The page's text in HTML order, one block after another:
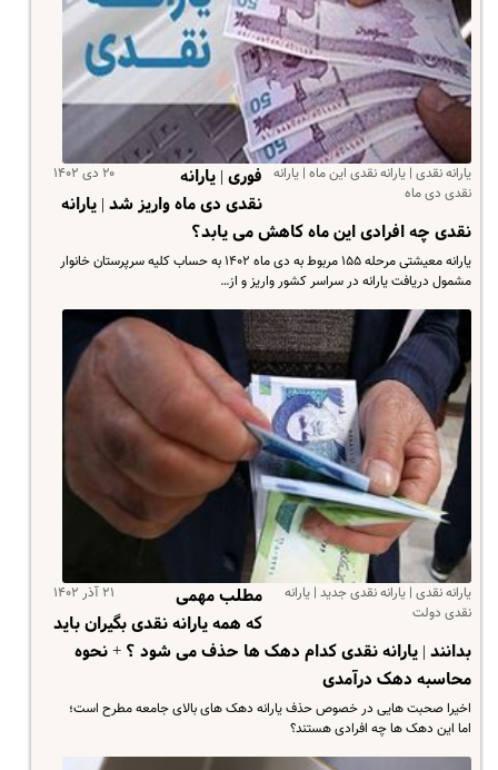
یارانه نقدی | یارانه نقدی این ماه | یارانه
نقدی دی ماه
۲۰ دی ۱۴۰۲
فوری | یارانه
نقدی دی ماه واریز شد | یارانه
نقدی چه افرادی این ماه کاهش می یابد؟
یارانه معیشتی مرحله ۱۵۵ مربوط به دی ماه ۱۴۰۲ به حساب کلیه سرپرستان خانوار
مشمول دریافت یارانه در سراسر کشور واریز و از…
یارانه نقدی | یارانه نقدی جدید | یارانه
نقدی دولت
۲۱ آذر ۱۴۰۲
مطلب مهمی
که همه یارانه نقدی بگیران باید
بدانند | یارانه نقدی کدام دهک ها حذف می شود ؟ + نحوه
محاسبه دهک درآمدی
اخیرا صحبت هایی در خصوص حذف یارانه دهک های بالای جامعه مطرح است؛
اما این دهک ها چه افرادی هستند؟